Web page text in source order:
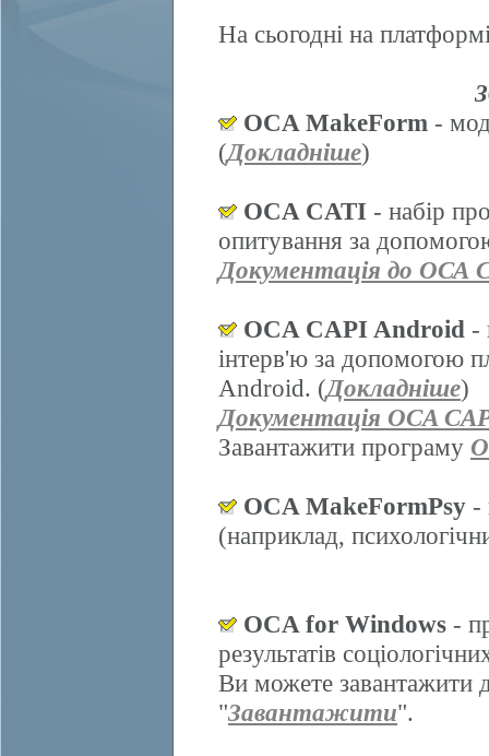
На сьогодні на
OCA MakeForm -
(Докладніше)
OCA CATI - набір
опитування за
Документація до ОСА
OCA CAPI Android -
інтерв'ю за допомогою
Android. (Докладніше)
Документація OCA
Завантажити програму
OCA MakeFormPsy -
(наприклад,
OCA for Windows -
результатів
Ви можете завантажити
"Завантажити".